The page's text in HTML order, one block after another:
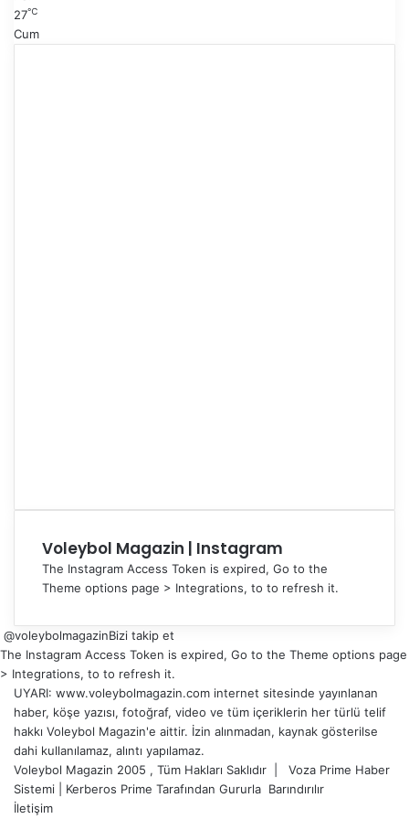
27℃
Cum
Voleybol Magazin | Instagram
The Instagram Access Token is expired, Go to the
Theme options page > Integrations, to to refresh it.
@voleybolmagazinBizi takip et
The Instagram Access Token is expired, Go to the Theme options page
> Integrations, to to refresh it.
UYARI: www.voleybolmagazin.com internet sitesinde yayınlanan
haber, köşe yazısı, fotoğraf, video ve tüm içeriklerin her türlü telif
hakkı Voleybol Magazin'e aittir. İzin alınmadan, kaynak gösterilse
dahi kullanılamaz, alıntı yapılamaz.
Voleybol Magazin 2005 , Tüm Hakları Saklıdır | Voza Prime Haber
Sistemi
Kerberos Prime Tarafından Gururla Barındırılır
İletişim